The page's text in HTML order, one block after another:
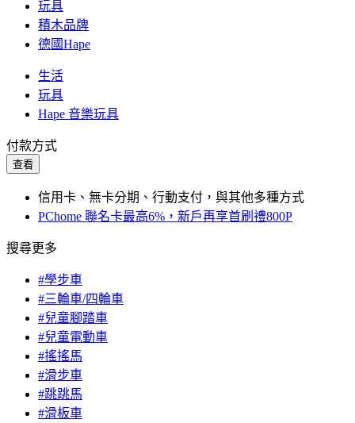
玩具
積木品牌
德國Hape
生活
玩具
Hape 音樂玩具
付款方式
查看
信用卡、無卡分期、行動支付，與其他多種方式
PChome 聯名卡最高6%，新戶再享首刷禮800P
搜尋更多
#學步車
#三輪車/四輪車
#兒童腳踏車
#兒童電動車
#搖搖馬
#滑步車
#跳跳馬
#滑板車